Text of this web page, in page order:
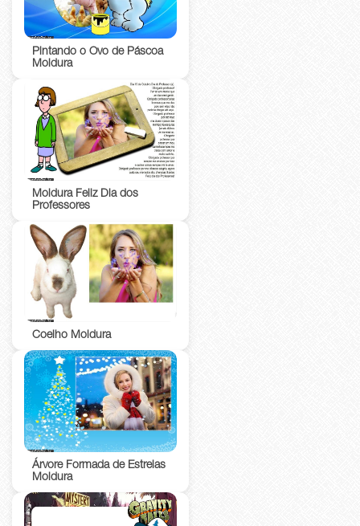
Pintando o Ovo de Páscoa
Moldura
Moldura Feliz Dia dos
Professores
Coelho Moldura
Árvore Formada de Estrelas
Moldura